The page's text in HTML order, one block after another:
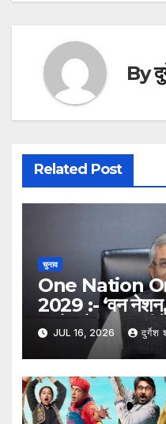
By
Related Post
चुनाव
One Nation
2029 :- ‘वन
आयोग तैयार, 6
2029 से एक साथ
JUL 16, 2026 दुर्गेश